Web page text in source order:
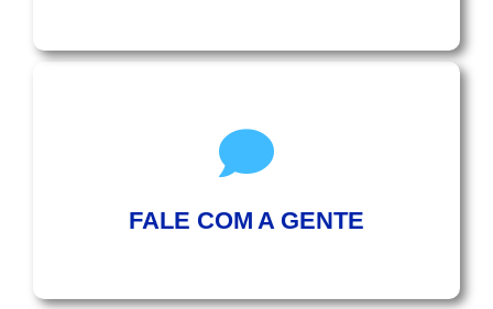
FALE COM A GENTE